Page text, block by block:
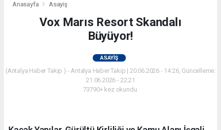
Anasayfa Asayiş
Vox Marıs Resort Skandalı
Büyüyor!
ASAYIŞ
(Antalya Haber Takip ) - Antalya Haber Takip | 20.06.2026 - 14:26, Güncelleme:
21.06.2026 - 22:21
73790+ kez okundu.